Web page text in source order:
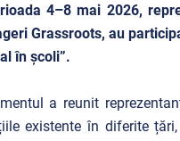
4–8 mai 2026,
Grassroots, au
în școli”.
a reunit
existente în diferite